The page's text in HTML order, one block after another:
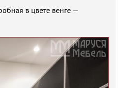
в цвете венге —